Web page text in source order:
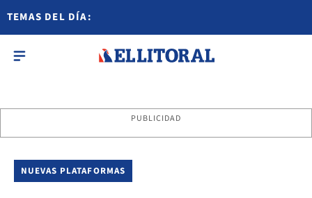
TEMAS DEL DÍA:
PUBLICIDAD
NUEVAS PLATAFORMAS